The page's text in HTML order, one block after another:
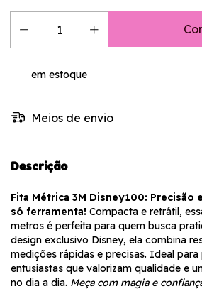
em estoque
Meios de envio
Descrição
Fita Métrica 3M Disney100: Precisão
só ferramenta! Compacta e retrátil,
metros é perfeita para quem busca
design exclusivo Disney, ela combina
medições rápidas e precisas. Ideal
entusiastas que valorizam qualidade e
no dia a dia. Meça com magia e